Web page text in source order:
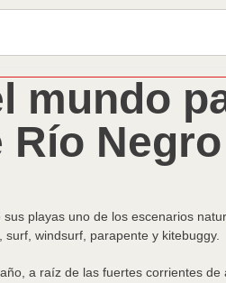
mundo
playas uno de los escenarios
windsurf, parapente y kitebuggy.
a raíz de las fuertes corrientes de